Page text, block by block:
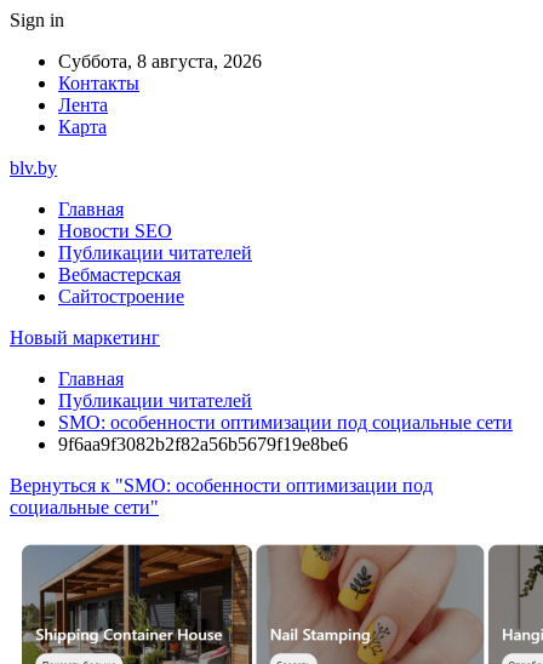
Sign in
Суббота, 8 августа, 2026
Контакты
Лента
Карта
blv.by
Главная
Новости SEO
Публикации читателей
Вебмастерская
Сайтостроение
Новый маркетинг
Главная
Публикации читателей
SMO: особенности оптимизации под социальные сети
9f6aa9f3082b2f82a56b5679f19e8be6
Вернуться к "SMO: особенности оптимизации под
социальные сети"